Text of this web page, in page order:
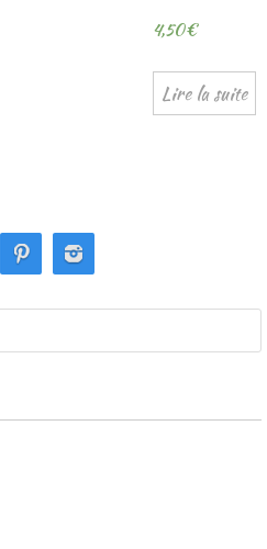
4,50€
Lire la suite